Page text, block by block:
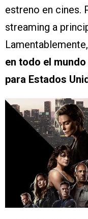
estreno en cines.
streaming a
Lamentablemente,
en todo el
para Estados